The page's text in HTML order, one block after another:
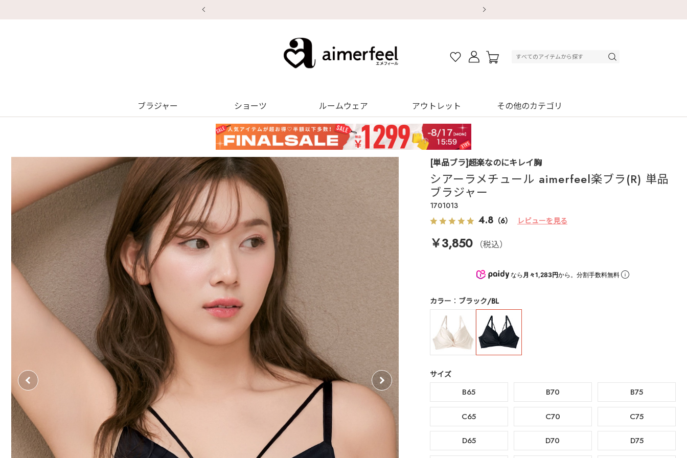
ブラジャー ショーツ ルームウェア アウトレット その他のカテゴリ
[単品ブラ]超楽なのにキレイ胸
シアーラメチュール aimerfeel楽ブラ(R) 単品
ブラジャー
1701013
4.8 （6） レビューを見る
￥3,850 （税込）
なら 月々1,283円から。分割手数料無料
カラー ブラック/BL
サイズ
B65 B70 B75
C65 C70 C75
D65 D70 D75